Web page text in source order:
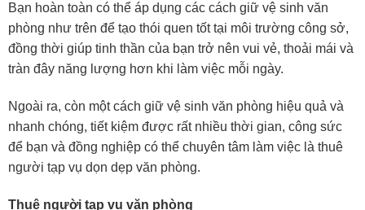
Bạn hoàn toàn có thể áp dụng các cách giữ vệ sinh văn
phòng như trên để tạo thói quen tốt tại môi trường công sở,
đồng thời giúp tinh thần của bạn trở nên vui vẻ, thoải mái và
tràn đây năng lượng hơn khi làm việc mỗi ngày.
Ngoài ra, còn một cách giữ vệ sinh văn phòng hiệu quả và
nhanh chóng, tiết kiệm được rất nhiều thời gian, công sức
để bạn và đồng nghiệp có thể chuyên tâm làm việc là thuê
người tạp vụ dọn dẹp văn phòng.
Thuê người tạp vụ văn phòng